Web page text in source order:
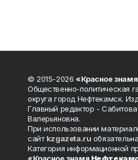
© 2015-2026 «Красное
Общественно-политическая
округа город Нефтекамск.
Главный редактор -
Валерьяновна.
При использовании
сайтkzgazeta.ru
Категория информационной